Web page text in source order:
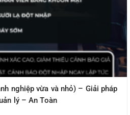
nghiệp vừa và nhỏ) – Giải pháp
lý – An Toàn